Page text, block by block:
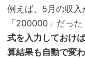
例えば、5月の収入
「200000」だった
式を入力しておけ
算結果も自動で変